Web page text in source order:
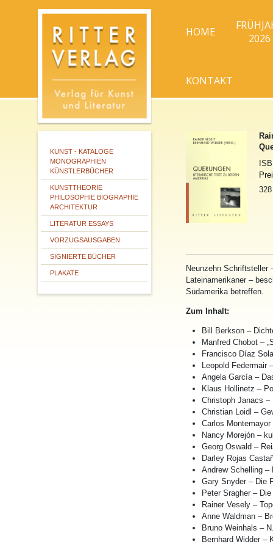
HOME
2026
KONTAKT
KUNST - KATALOGE
MONOGRAPHIEN
KÜNSTLERBÜCHER
KUNSTTHEORIE
PHILOSOPHIE BIOGRAPHIE
ARCHITEKTUR
LITERATUR ESSAYS
VORZUGSAUSGABEN
SIGNIERTE BÜCHER
PLAKATE
Neunzehn Schriftsteller
Lateinamerikaner –
Südamerika betreffen.
Zum Inhalt:
Bill Berkson –
Manfred Chobot –
Francisco Díaz
Leopold
Angela García –
Klaus Hollinetz –
Christoph Janacs –
Christian Loidl –
Carlos Montemayor
Nancy Morejón –
Georg Oswald –
Darley Rojas
Andrew Schelling –
Gary Snyder – Die
Peter Sragher –
Rainer Vesely –
Anne Waldman –
Bruno Weinhals –
Bernhard Widder –